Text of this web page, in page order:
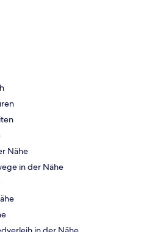
Nähe
in der Nähe